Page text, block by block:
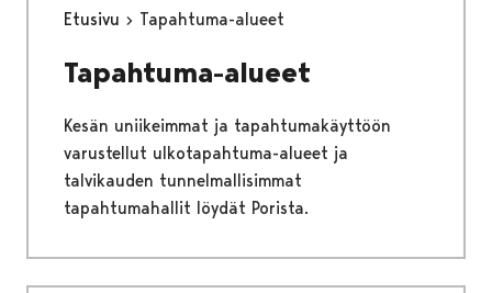
Etusivu Tapahtuma-alueet
Tapahtuma-alueet
Kesän uniikeimmat ja tapahtumakäyttöön
varustellut ulkotapahtuma-alueet ja
talvikauden tunnelmallisimmat
tapahtumahallit löydät Porista.